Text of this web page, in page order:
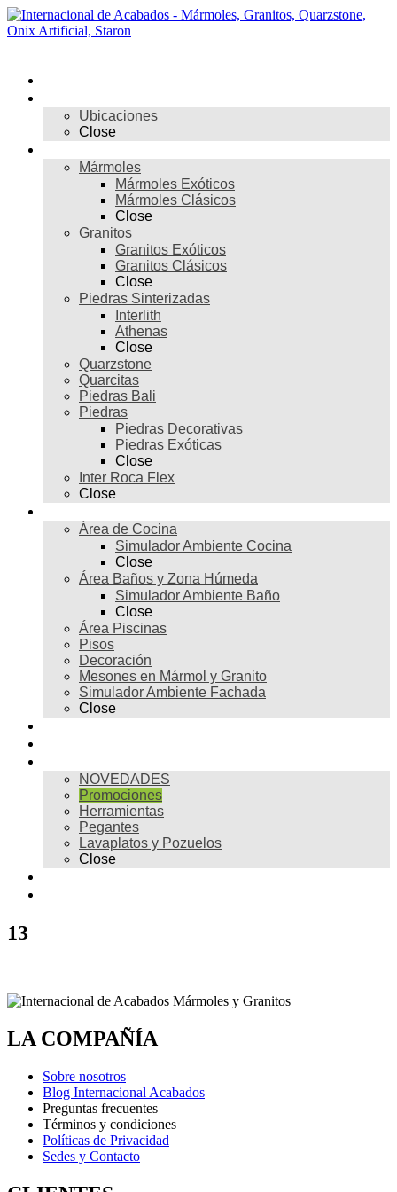
Skip
to
Ubicaciones
Close
Mármoles
Mármoles Exóticos
Mármoles Clásicos
Close
Granitos
Granitos Exóticos
Granitos Clásicos
Close
Piedras Sinterizadas
Interlith
Athenas
Close
Quarzstone
Quarcitas
Piedras Bali
Piedras
Piedras Decorativas
Piedras Exóticas
Close
Inter Roca Flex
Close
Área de Cocina
Simulador Ambiente Cocina
Close
Área Baños y Zona Húmeda
Simulador Ambiente Baño
Close
Área Piscinas
Pisos
Decoración
Mesones en Mármol y Granito
Simulador Ambiente Fachada
Close
NOVEDADES
Promociones
Herramientas
Pegantes
Lavaplatos y Pozuelos
Close
13
LA COMPAÑÍA
Sobre nosotros
Blog Internacional Acabados
Preguntas frecuentes
Términos y condiciones
Políticas de Privacidad
Sedes y Contacto